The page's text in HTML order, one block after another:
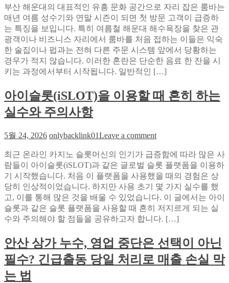
법
비
해
외
축
구
중
계
점
상
품
등
록
타
이
밍
을
맞
실
험
운
대
룸
바
첫
방
문,
료
주
패
만
든
교
훈:
오
션
룸
이
트
메
부산 해운대의 대표적인 유흥 문화 공간으로 자리 잡은 룸바는
매년 여름 성수기와 연말 시즌이 되면 첫 방문 고객이 급증하
는 특징을 보입니다. 특히 여름철 해운대 해수욕장을 찾은 관
광객이나 비즈니스 자리에서 룸바를 처음 접하는 이들은 익숙
한 술집이나 펍과는 전혀 다른 주문 시스템 앞에서 당황하는
경우가 적지 않습니다. 이러한 혼란은 단순한 음료 한 잔을 시
키는 과정에서부터 시작됩니다. 일반적인 […]
아이슬롯(iSLOT)을 이용할 때 흔히 하는
실수와 주의사항
5월 24, 2026 onlybacklink01Leave a commenton
이
슬
롯
(iSLOT)
을
이
용
때
흔
히
최근 온라인 카지노 슬롯머신의 인기가 급증함에 따라 많은 사
람들이 아이슬롯(iSLOT)과 같은 글로벌 슬롯 플랫폼을 이용하
기 시작했습니다. 처음 이 플랫폼을 사용했을 때의 경험은 상
당히 인상적이었습니다. 하지만 사용 초기 몇 가지 실수를 했
고, 이를 통해 많은 것을 배울 수 있었습니다. 이 글에서는 아이
슬롯과 같은 슬롯 플랫폼을 사용할 때 흔히 저지르게 되는 실
수와 주의해야 할 점들을 공유하고자 합니다. […]
안산 상가 누수, 영업 중단은 선택이 아닌
필수? 긴급출동 당일 처리로 매출 손실 막
는 법